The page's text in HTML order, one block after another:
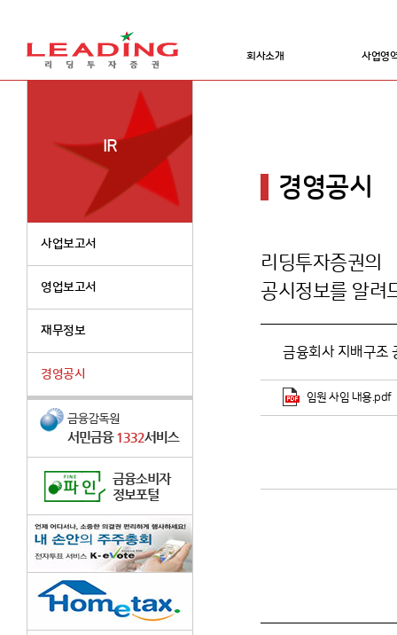
회사소개 사업영
IR
사업보고서
영업보고서
재무정보
경영공시
경영공시
리딩투자증권의
공시정보를 알려
금융회사 지배구조
임원 사임 내용.pdf